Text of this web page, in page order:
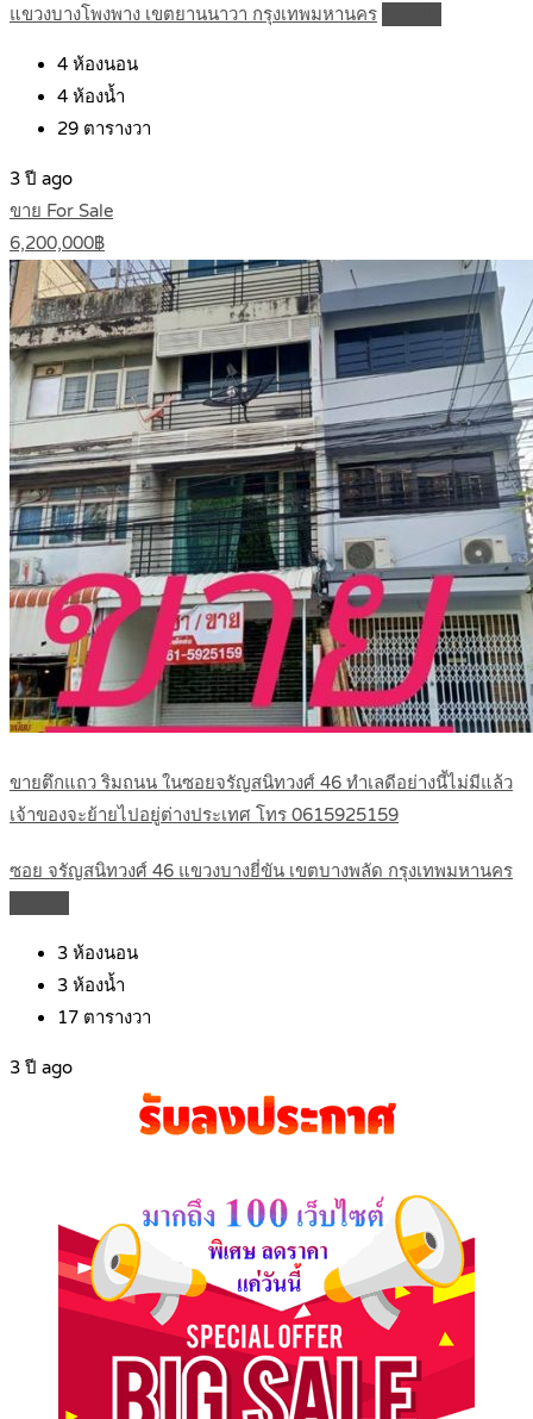
แขวงบางโพงพาง เขตยานนาวา กรุงเทพมหานคร
4 ห้องนอน
4 ห้องน้ำ
29 ตารางวา
3 ปี ago
ขาย For Sale
6,200,000฿
ขายตึกแถว ริมถนน ในซอยจรัญสนิทวงศ์ 46 ทำเลดีอย่างนี้ไม่มีแล้ว
เจ้าของจะย้ายไปอยู่ต่างประเทศ โทร 0615925159
ซอย จรัญสนิทวงศ์ 46 แขวงบางยี่ขัน เขตบางพลัด กรุงเทพมหานคร
3 ห้องนอน
3 ห้องน้ำ
17 ตารางวา
3 ปี ago